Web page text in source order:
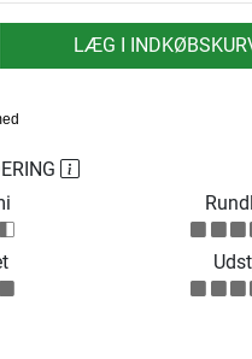
LÆG I